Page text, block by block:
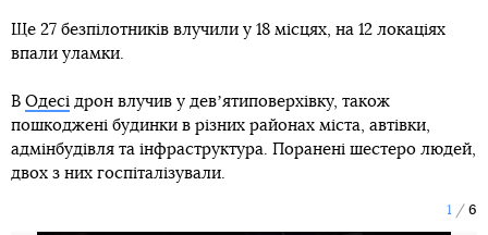
Ще 27 безпілотників влучили у 18 місцях, на 12 локаціях
впали уламки.
В Одесі дрон влучив у девʼятиповерхівку, також
пошкоджені будинки в різних районах міста, автівки,
адмінбудівля та інфраструктура. Поранені шестеро людей,
двох з них госпіталізували.
1 6